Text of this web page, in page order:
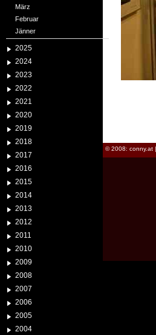
März
Februar
Jänner
2025
2024
2023
2022
2021
2020
2019
2018
2017
2016
2015
2014
2013
2012
2011
2010
2009
2008
2007
2006
2005
2004
© 2008: conny.at |